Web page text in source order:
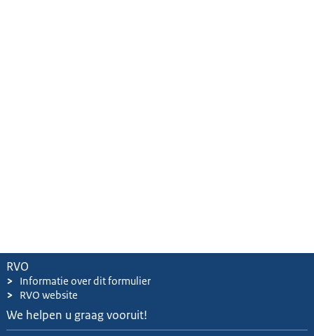
RVO
> Informatie over dit formulier
> RVO website
We helpen u graag vooruit!